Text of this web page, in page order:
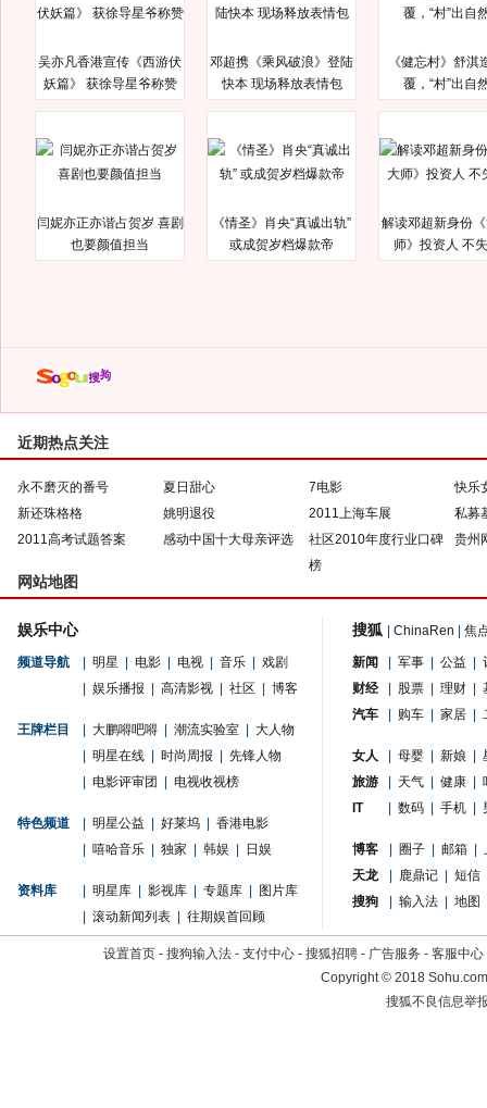
吴亦凡香港宣传《西游伏
妖篇》 获徐导星爷称赞
邓超携《乘风破浪》登陆
快本 现场释放表情包
《健忘村》舒淇
覆，“村”出自
闫妮亦正亦谐占贺岁 喜剧
也要颜值担当
《情圣》肖央“真诚出轨”
或成贺岁档爆款帝
解读邓超新身份
师》投资人 不
近期热点关注
永不磨灭的番号 夏日甜心 7电影
快乐
新还珠格格
姚明退役 2011上海车展
私募
2011高考试题答案
感动中国十大母亲评选
社区2010年度行业口碑
榜
贵州
网站地图
娱乐中心
频道导航 明星 电影 电视 音乐
戏剧
娱乐播报 高清影视 社区 博客
王牌栏目 大鹏嘚吧嘚 潮流实验室
大人物
明星在线 时尚周报
先锋人物
电影评审团 电视收视榜
特色频道 明星公益 好莱坞
香港电影
嘻哈音乐 独家 韩娱 日娱
资料库 明星库 影视库 专题库
图片库
滚动新闻列表 往期娱首回顾
搜狐 ChinaRen 焦
新闻 军事 公益
财经
股票 理财
汽车
购车 家居
女人 母婴 新娘
旅游
天气 健康
IT
数码 手机
博客 圈子 邮箱
天龙
鹿鼎记
短信
搜狗
输入法 地图
设置首页 - 搜狗输入法 - 支付中心 - 搜狐招聘 - 广告服务 - 客服中心
Copyright©2018
搜狐不良信息举